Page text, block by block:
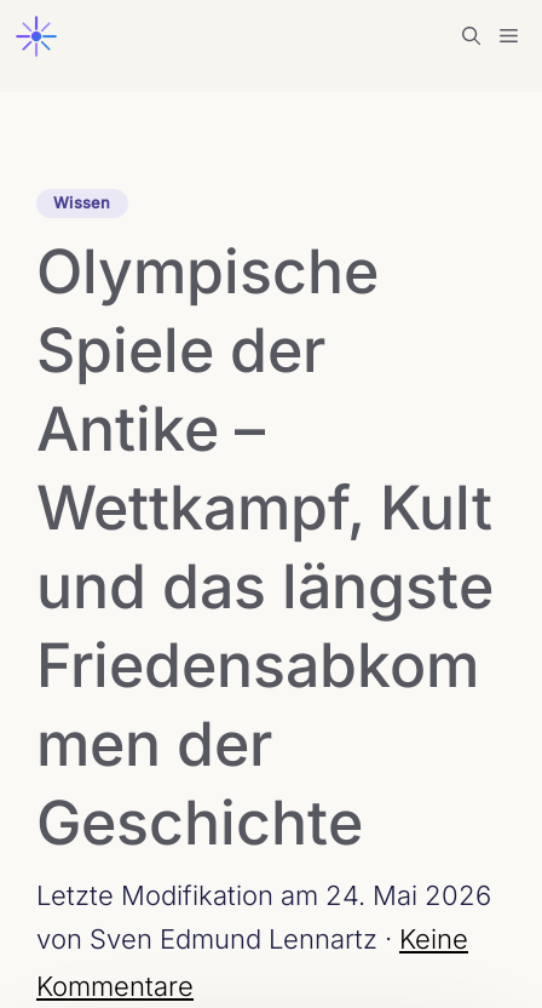
Zum
Inhalt
Wissen
Olympische
Spiele der
Antike –
Wettkampf, Kult
und das längste
Friedensabkom
men der
Geschichte
Letzte Modifikation am 24. Mai 2026
von Sven Edmund Lennartz · Keine
Kommentare